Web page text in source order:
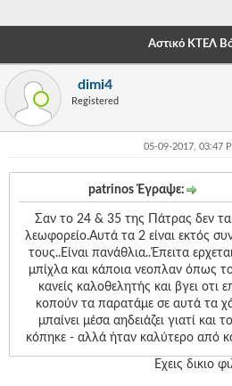
-
-
-
-
-
-
-
Επισκέπτη!
Αστικό ΚΤΕΛ
dimi4
Registered
05-09-2017, 03:47
patrinos Έγραψε:
Σαν το 24 & 35 της Πάτρας δεν τα
λεωφορείο.Αυτά τα 2 είναι εκτός
τους..Είναι πανάθλια..Έπειτα
μπίχλα και κάποια νεοπλαν όπως
κανείς καλοθελητής και βγει οτι
κοπούν τα παρατάμε σε αυτά τα
μπαίνει μέσα αηδειάζει γιατί
κόπηκε - αλλά ήταν καλύτερο από
Εχεις δικιο